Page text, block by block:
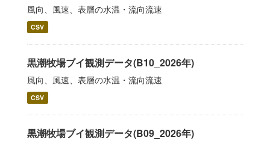
風向、風速、表層の水温・流向流速
CSV
黒潮牧場ブイ観測データ(B10_2026年)
風向、風速、表層の水温・流向流速
CSV
黒潮牧場ブイ観測データ(B09_2026年)